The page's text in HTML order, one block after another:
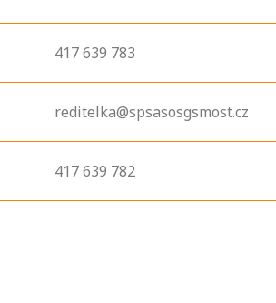
417 639 783
reditelka@spsasosgsmost.cz
417 639 782